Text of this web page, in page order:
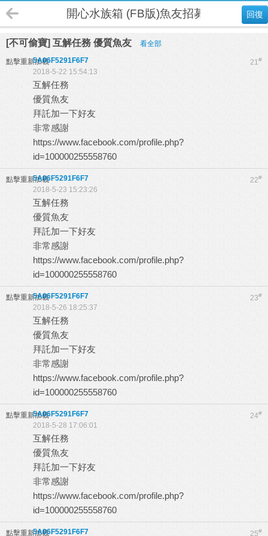
回復
開心水族箱 (FB版)魚友招募
[不可偷寶] 互解任務 優質魚友 看全部
點擊重新加載 21#
5A06F5291F6F7
2018-5-22 15:54:13
互解任務
優質魚友
拜託加一下好友
非常感謝
https://www.facebook.com/profile.php?
id=100000255558760
點擊重新加載 22#
5A06F5291F6F7
2018-5-23 15:23:26
互解任務
優質魚友
拜託加一下好友
非常感謝
https://www.facebook.com/profile.php?
id=100000255558760
點擊重新加載 23#
5A06F5291F6F7
2018-5-26 18:25:37
互解任務
優質魚友
拜託加一下好友
非常感謝
https://www.facebook.com/profile.php?
id=100000255558760
點擊重新加載 24#
5A06F5291F6F7
2018-5-28 17:06:01
互解任務
優質魚友
拜託加一下好友
非常感謝
https://www.facebook.com/profile.php?
id=100000255558760
點擊重新加載 25#
5A06F5291F6F7